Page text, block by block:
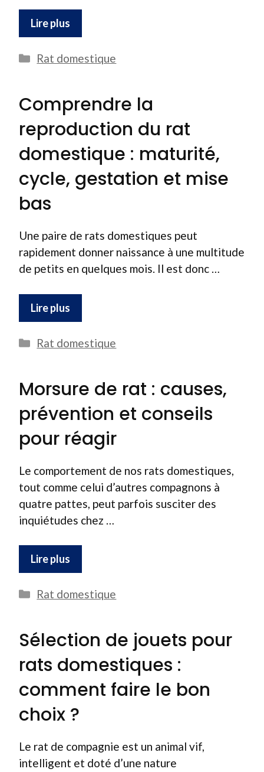
Lire plus
Catégories
Rat domestique
Comprendre la
reproduction du rat
domestique : maturité,
cycle, gestation et mise
bas
Une paire de rats domestiques peut
rapidement donner naissance à une multitude
de petits en quelques mois. Il est donc …
Lire plus
Catégories
Rat domestique
Morsure de rat : causes,
prévention et conseils
pour réagir
Le comportement de nos rats domestiques,
tout comme celui d’autres compagnons à
quatre pattes, peut parfois susciter des
inquiétudes chez …
Lire plus
Catégories
Rat domestique
Sélection de jouets pour
rats domestiques :
comment faire le bon
choix ?
Le rat de compagnie est un animal vif,
intelligent et doté d’une nature